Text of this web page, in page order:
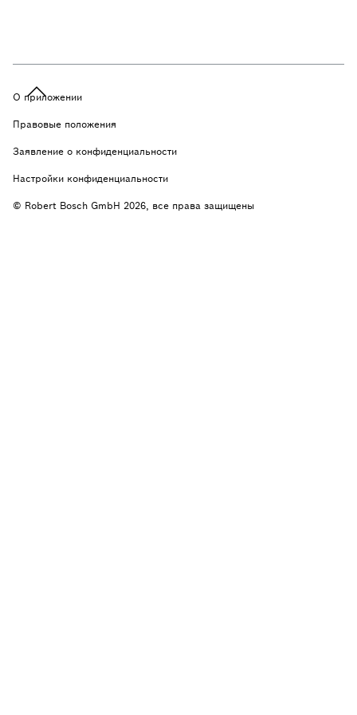
О приложении
Правовые положения
Заявление о конфиденциальности
Настройки конфиденциальности
© Robert Bosch GmbH 2026, все права защищены